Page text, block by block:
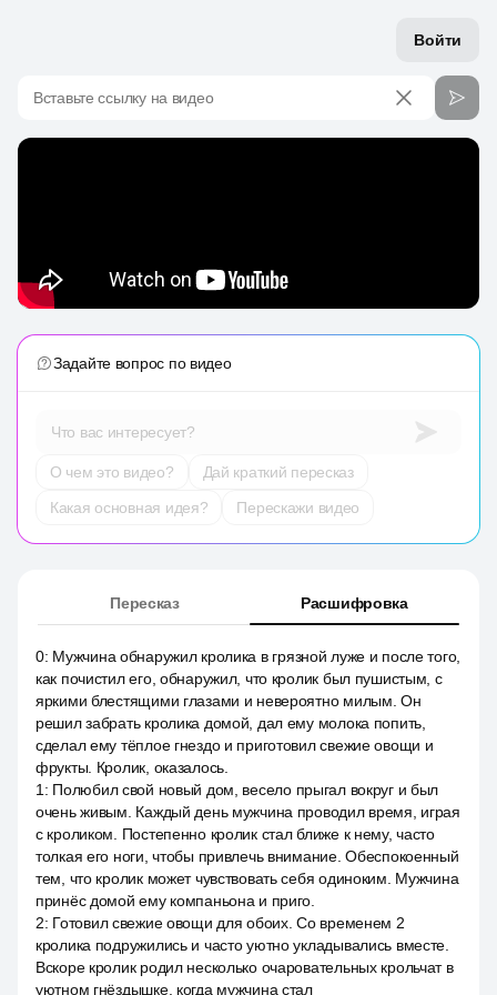
Войти
Вставьте ссылку на видео
Задайте вопрос по видео
Что вас интересует?
О чем это видео?
Дай краткий пересказ
Какая основная идея?
Перескажи видео
Пересказ Расшифровка
0: Мужчина обнаружил кролика в грязной луже и после того,
как почистил его, обнаружил, что кролик был пушистым, с
яркими блестящими глазами и невероятно милым. Он
решил забрать кролика домой, дал ему молока попить,
сделал ему тёплое гнездо и приготовил свежие овощи и
фрукты. Кролик, оказалось.
1 : Полюбил свой новый дом, весело прыгал вокруг и был
очень живым. Каждый день мужчина проводил время, играя
с кроликом. Постепенно кролик стал ближе к нему, часто
толкая его ноги, чтобы привлечь внимание. Обеспокоенный
тем, что кролик может чувствовать себя одиноким. Мужчина
принёс домой ему компаньона и приго.
2: Готовил свежие овощи для обоих. Со временем 2
кролика подружились и часто уютно укладывались вместе.
Вскоре кролик родил несколько очаровательных крольчат в
уютном гнёздышке, когда мужчина стал